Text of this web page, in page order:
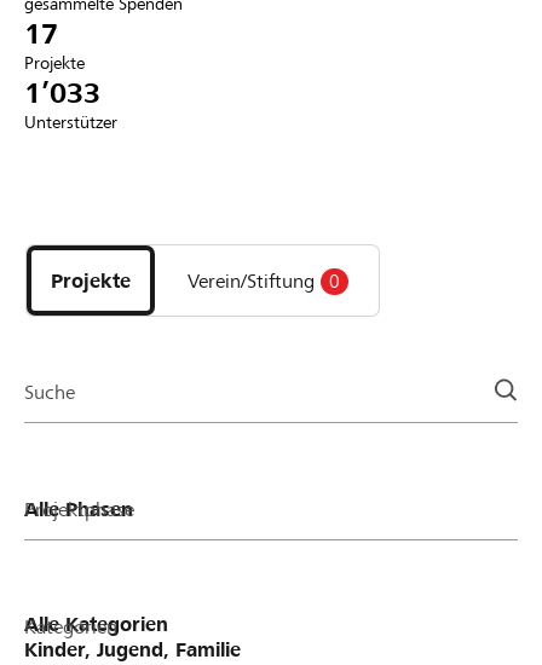
Anmelden
DE FR IT
gesammelte Spenden
17
Projekte
1’033
Unterstützer
Projekte
und
Organisationen
Projekte Verein/Stiftung 0
Suche
Projektphase
Kategorien